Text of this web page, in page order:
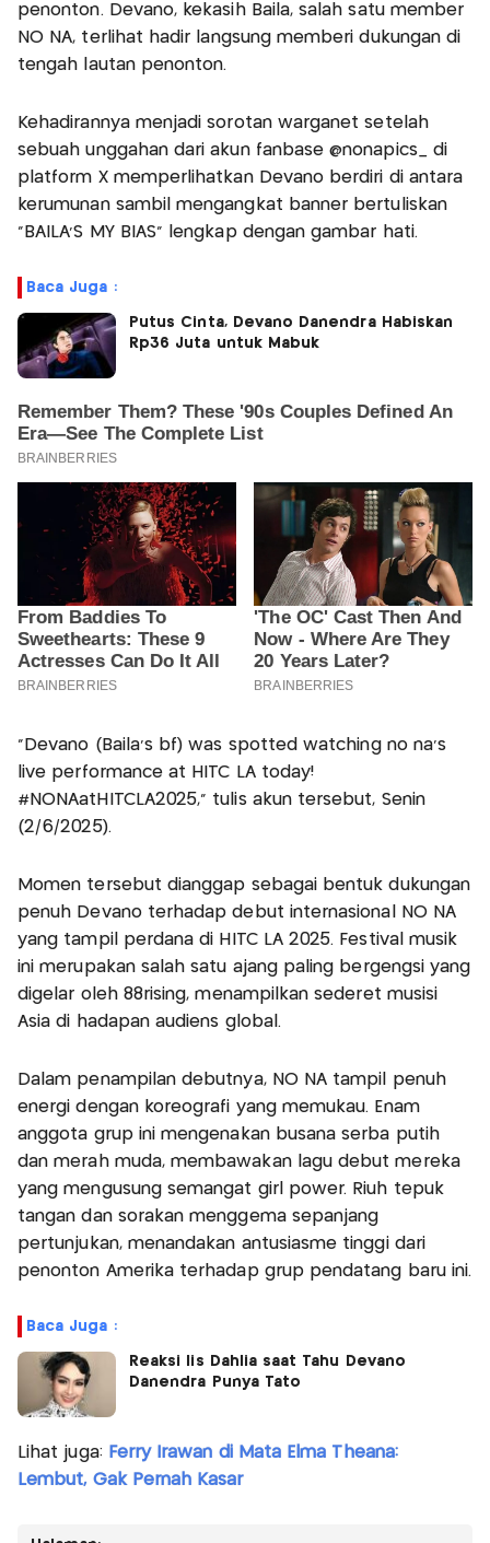
penonton. Devano, kekasih Baila, salah satu member
NO NA, terlihat hadir langsung memberi dukungan di
tengah lautan penonton.
Kehadirannya menjadi sorotan warganet setelah
sebuah unggahan dari akun fanbase @nonapics_ di
platform X memperlihatkan Devano berdiri di antara
kerumunan sambil mengangkat banner bertuliskan
“BAILA’S MY BIAS” lengkap dengan gambar hati.
Baca Juga :
Putus Cinta, Devano Danendra Habiskan
Rp36 Juta untuk Mabuk
“Devano (Baila’s bf) was spotted watching no na’s
live performance at HITC LA today!
#NONAatHITCLA2025,” tulis akun tersebut, Senin
(2/6/2025).
Momen tersebut dianggap sebagai bentuk dukungan
penuh Devano terhadap debut internasional NO NA
yang tampil perdana di HITC LA 2025. Festival musik
ini merupakan salah satu ajang paling bergengsi yang
digelar oleh 88rising, menampilkan sederet musisi
Asia di hadapan audiens global.
Dalam penampilan debutnya, NO NA tampil penuh
energi dengan koreografi yang memukau. Enam
anggota grup ini mengenakan busana serba putih
dan merah muda, membawakan lagu debut mereka
yang mengusung semangat girl power. Riuh tepuk
tangan dan sorakan menggema sepanjang
pertunjukan, menandakan antusiasme tinggi dari
penonton Amerika terhadap grup pendatang baru ini.
Baca Juga :
Reaksi Iis Dahlia saat Tahu Devano
Danendra Punya Tato
Lihat juga: Ferry Irawan di Mata Elma Theana:
Lembut, Gak Pernah Kasar